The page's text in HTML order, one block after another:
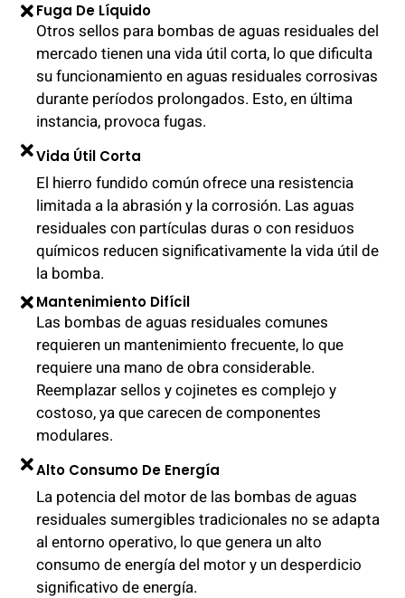
Fuga De Líquido
Otros sellos para bombas de aguas residuales del
mercado tienen una vida útil corta, lo que dificulta
su funcionamiento en aguas residuales corrosivas
durante períodos prolongados. Esto, en última
instancia, provoca fugas.
Vida Útil Corta
El hierro fundido común ofrece una resistencia
limitada a la abrasión y la corrosión. Las aguas
residuales con partículas duras o con residuos
químicos reducen significativamente la vida útil de
la bomba.
Mantenimiento Difícil
Las bombas de aguas residuales comunes
requieren un mantenimiento frecuente, lo que
requiere una mano de obra considerable.
Reemplazar sellos y cojinetes es complejo y
costoso, ya que carecen de componentes
modulares.
Alto Consumo De Energía
La potencia del motor de las bombas de aguas
residuales sumergibles tradicionales no se adapta
al entorno operativo, lo que genera un alto
consumo de energía del motor y un desperdicio
significativo de energía.